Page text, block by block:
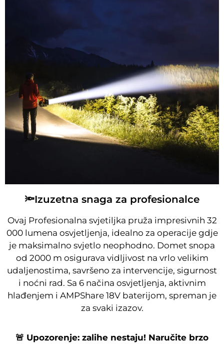
🔦Izuzetna snaga za profesionalce
Ovaj Profesionalna svjetiljka pruža impresivnih 32
000 lumena osvjetljenja, idealno za operacije gdje
je maksimalno svjetlo neophodno. Domet snopa
od 2000 m osigurava vidljivost na vrlo velikim
udaljenostima, savršeno za intervencije, sigurnost
i noćni rad. Sa 6 načina osvjetljenja, aktivnim
hlađenjem i AMPShare 18V baterijom, spreman je
za svaki izazov.
🚨 Upozorenje: zalihe nestaju! Naručite brzo